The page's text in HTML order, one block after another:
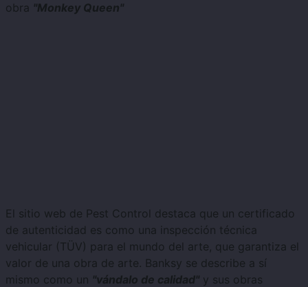
obra "Monkey Queen"
El sitio web de Pest Control destaca que un certificado
de autenticidad es como una inspección técnica
vehicular (TÜV) para el mundo del arte, que garantiza el
valor de una obra de arte. Banksy se describe a sí
mismo como un "vándalo de calidad" y sus obras